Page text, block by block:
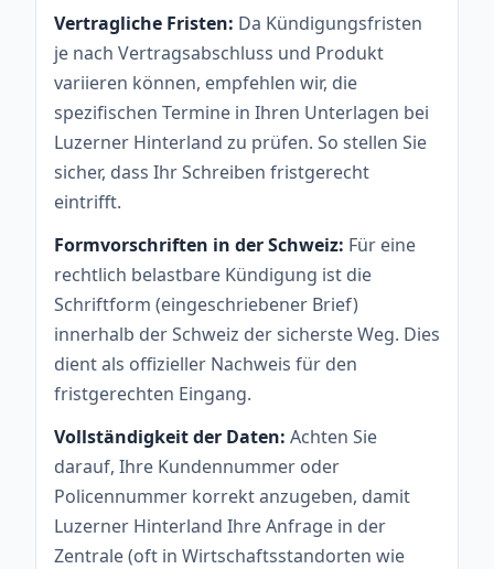
Vertragliche Fristen: Da Kündigungsfristen
je nach Vertragsabschluss und Produkt
variieren können, empfehlen wir, die
spezifischen Termine in Ihren Unterlagen bei
Luzerner Hinterland zu prüfen. So stellen Sie
sicher, dass Ihr Schreiben fristgerecht
eintrifft.
Formvorschriften in der Schweiz: Für eine
rechtlich belastbare Kündigung ist die
Schriftform (eingeschriebener Brief)
innerhalb der Schweiz der sicherste Weg. Dies
dient als offizieller Nachweis für den
fristgerechten Eingang.
Vollständigkeit der Daten: Achten Sie
darauf, Ihre Kundennummer oder
Policennummer korrekt anzugeben, damit
Luzerner Hinterland Ihre Anfrage in der
Zentrale (oft in Wirtschaftsstandorten wie